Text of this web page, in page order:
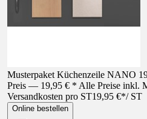
Musterpaket Küchenzeile NANO
Preis — 19,95 € * Alle Preise inkl.
Versandkosten pro ST19,95 €*/ ST
Online bestellen